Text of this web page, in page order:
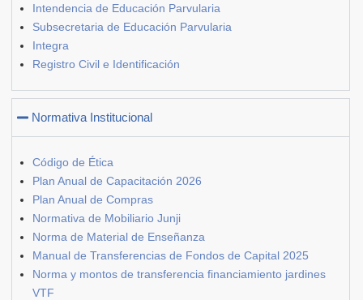
Intendencia de Educación Parvularia
Subsecretaria de Educación Parvularia
Integra
Registro Civil e Identificación
Normativa Institucional
Código de Ética
Plan Anual de Capacitación 2026
Plan Anual de Compras
Normativa de Mobiliario Junji
Norma de Material de Enseñanza
Manual de Transferencias de Fondos de Capital 2025
Norma y montos de transferencia financiamiento jardines
VTF